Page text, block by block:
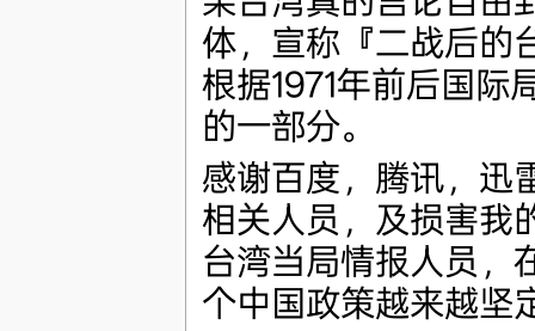
体，宣称『二战后的
根据1971年前后国际
的一部分。
感谢百度，腾讯，迅
相关人员，及损害我
台湾当局情报人员，
个中国政策越来越坚